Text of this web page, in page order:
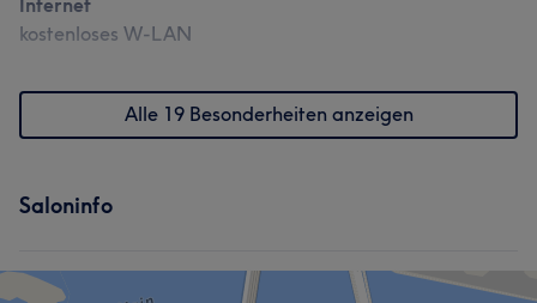
Internet
kostenloses W-LAN
Alle 19 Besonderheiten anzeigen
Saloninfo